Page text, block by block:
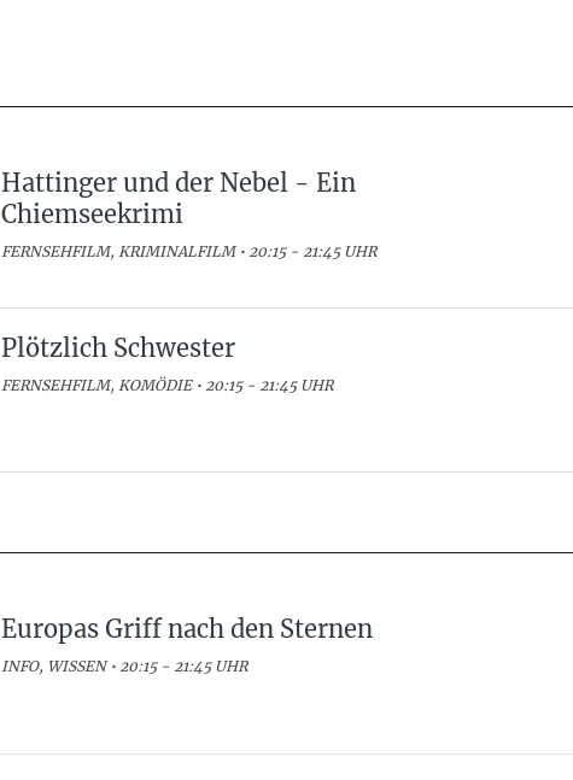
Hattinger und der Nebel - Ein
Chiemseekrimi
FERNSEHFILM, KRIMINALFILM • 20:15 - 21:45 UHR
Plötzlich Schwester
FERNSEHFILM, KOMÖDIE • 20:15 - 21:45 UHR
Europas Griff nach den Sternen
INFO, WISSEN • 20:15 - 21:45 UHR